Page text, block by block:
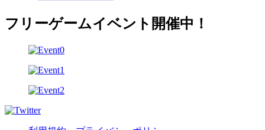
フリーゲームイベント開催中！